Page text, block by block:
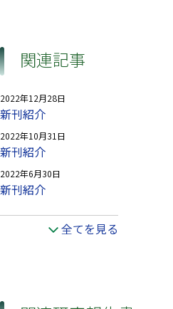
関連記事
2022年12月28日
新刊紹介
2022年10月31日
新刊紹介
2022年6月30日
新刊紹介
全てを見る